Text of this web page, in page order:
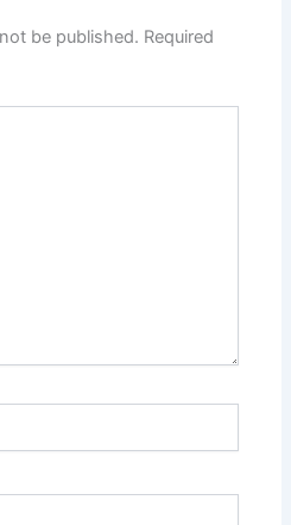
be published. Required